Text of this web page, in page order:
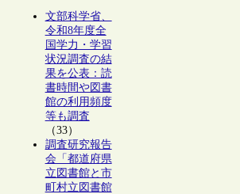
文部科学省、
令和8年度全
国学力・学習
状況調査の結
果を公表：読
書時間や図書
館の利用頻度
等も調査
（33）
調査研究報告
会「都道府県
立図書館と市
町村立図書館